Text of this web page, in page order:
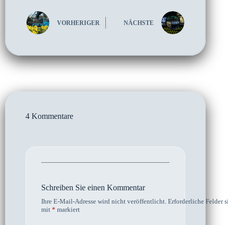
VORHERIGER NÄCHSTE
4 Kommentare
Schreiben Sie einen Kommentar
Ihre E-Mail-Adresse wird nicht veröffentlicht. Erforderliche Felder
mit * markiert